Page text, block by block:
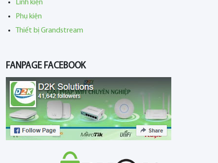
Linh kiện
Phụ kiện
Thiết bị Grandstream
FANPAGE FACEBOOK